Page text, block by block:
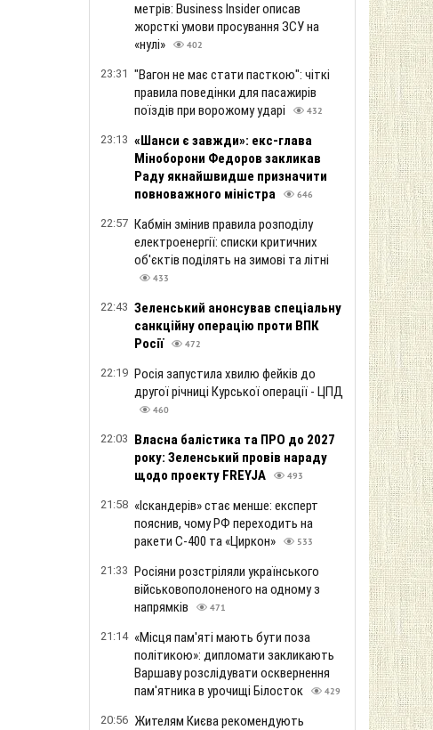
метрів: Business Insider описав
жорсткі умови просування ЗСУ на
«нулі»
402
23:31 "Вагон не має стати пасткою": чіткі
правила поведінки для пасажирів
поїздів при ворожому ударі
432
23:13 «Шанси є завжди»: екс-глава
Міноборони Федоров закликав
Раду якнайшвидше призначити
повноважного міністра
646
22:57 Кабмін змінив правила розподілу
електроенергії: списки критичних
об'єктів поділять на зимові та літні
433
22:43 Зеленський анонсував спеціальну
санкційну операцію проти ВПК
Росії
472
22:19 Росія запустила хвилю фейків до
другої річниці Курської операції - ЦПД
460
22:03 Власна балістика та ПРО до 2027
року: Зеленський провів нараду
щодо проекту FREYJA
493
21:58 «Іскандерів» стає менше: експерт
пояснив, чому РФ переходить на
ракети С-400 та «Циркон»
533
21:33 Росіяни розстріляли українського
військовополоненого на одному з
напрямків
471
21:14 «Місця пам'яті мають бути поза
політикою»: дипломати закликають
Варшаву розслідувати осквернення
пам'ятника в урочищі Білосток
429
20:56 Жителям Києва рекомендують